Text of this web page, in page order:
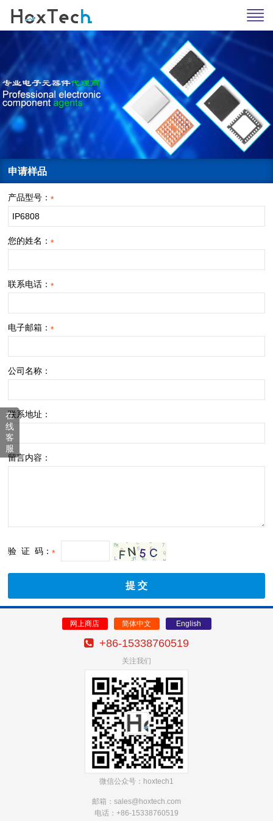
申请样品
产品型号：*
您的姓名：*
联系电话：*
电子邮箱：*
公司名称：
联系地址：
留言内容：
验 证 码：*
网上商店 简体中文 English
+86-15338760519
关注我们
微信公众号：hoxtech1
邮箱：sales@hoxtech.com
电话：+86-15338760519
在
线
客
服